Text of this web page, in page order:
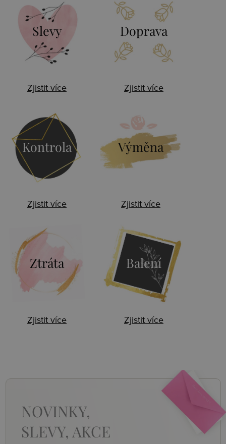
Slevy
Zjistit více
Doprava
Zjistit více
Kontrola
Zjistit více
Výměna
Zjistit více
Ztráta
Zjistit více
Balení
Zjistit více
NOVINKY,
SLEVY, AKCE